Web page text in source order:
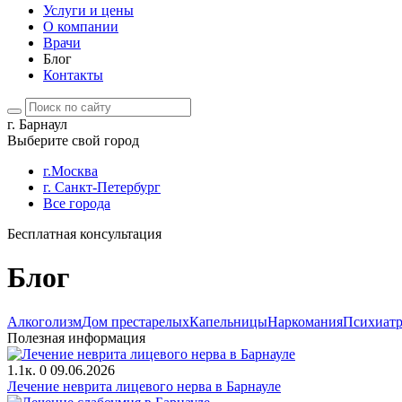
Услуги и цены
О компании
Врачи
Блог
Контакты
г. Барнаул
Выберите свой город
г.Москва
г. Санкт-Петербург
Все города
Бесплатная консультация
Блог
АлкоголизмДом престарелыхКапельницыНаркомания
Полезная информация
1.1к. 0 09.06.2026
Лечение неврита лицевого нерва в Барнауле